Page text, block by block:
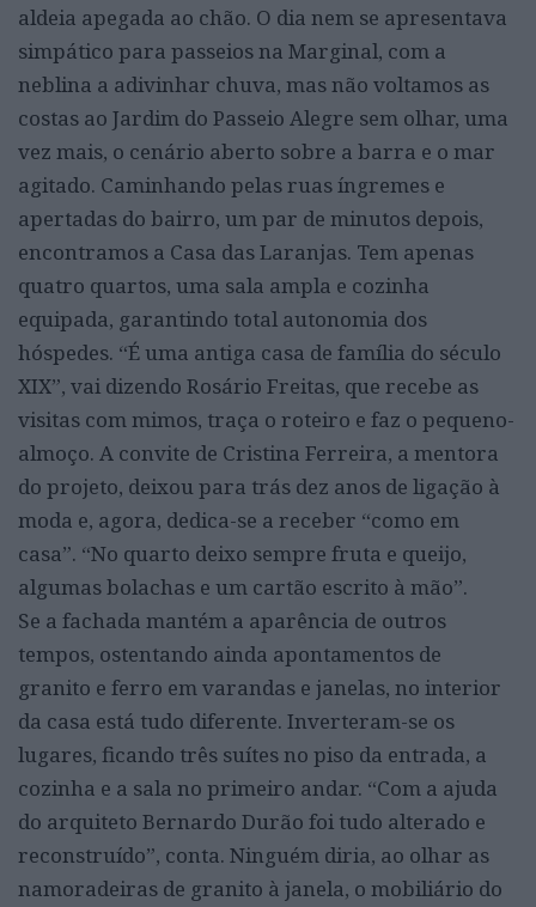
aldeia apegada ao chão. O dia nem se apresentava
simpático para passeios na Marginal, com a
neblina a adivinhar chuva, mas não voltamos as
costas ao Jardim do Passeio Alegre sem olhar, uma
vez mais, o cenário aberto sobre a barra e o mar
agitado. Caminhando pelas ruas íngremes e
apertadas do bairro, um par de minutos depois,
encontramos a Casa das Laranjas. Tem apenas
quatro quartos, uma sala ampla e cozinha
equipada, garantindo total autonomia dos
hóspedes. “É uma antiga casa de família do século
XIX”, vai dizendo Rosário Freitas, que recebe as
visitas com mimos, traça o roteiro e faz o pequeno-
almoço. A convite de Cristina Ferreira, a mentora
do projeto, deixou para trás dez anos de ligação à
moda e, agora, dedica-se a receber “como em
casa”. “No quarto deixo sempre fruta e queijo,
algumas bolachas e um cartão escrito à mão”.
Se a fachada mantém a aparência de outros
tempos, ostentando ainda apontamentos de
granito e ferro em varandas e janelas, no interior
da casa está tudo diferente. Inverteram-se os
lugares, ficando três suítes no piso da entrada, a
cozinha e a sala no primeiro andar. “Com a ajuda
do arquiteto Bernardo Durão foi tudo alterado e
reconstruído”, conta. Ninguém diria, ao olhar as
namoradeiras de granito à janela, o mobiliário do